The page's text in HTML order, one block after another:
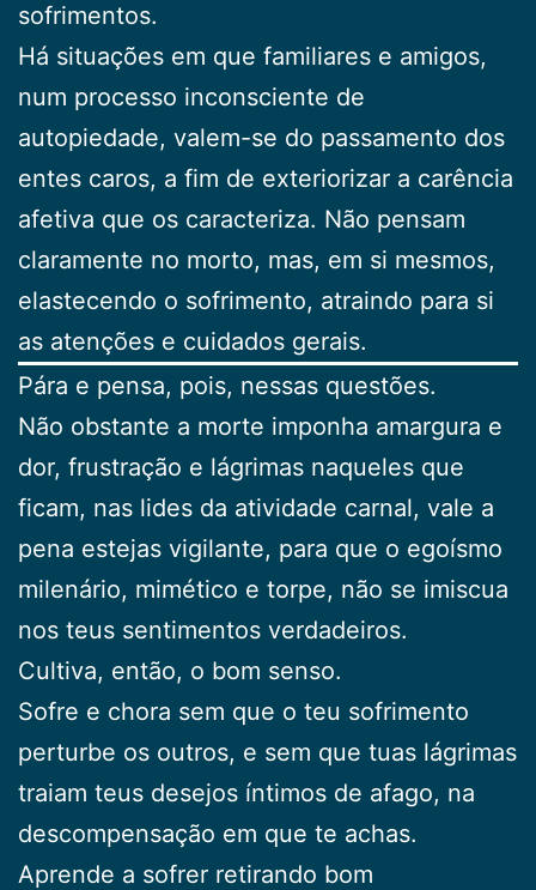
sofrimentos.
Há situações em que familiares e amigos,
num processo inconsciente de
autopiedade, valem-se do passamento dos
entes caros, a fim de exteriorizar a carência
afetiva que os caracteriza. Não pensam
claramente no morto, mas, em si mesmos,
elastecendo o sofrimento, atraindo para si
as atenções e cuidados gerais.
Pára e pensa, pois, nessas questões.
Não obstante a morte imponha amargura e
dor, frustração e lágrimas naqueles que
ficam, nas lides da atividade carnal, vale a
pena estejas vigilante, para que o egoísmo
milenário, mimético e torpe, não se imiscua
nos teus sentimentos verdadeiros.
Cultiva, então, o bom senso.
Sofre e chora sem que o teu sofrimento
perturbe os outros, e sem que tuas lágrimas
traiam teus desejos íntimos de afago, na
descompensação em que te achas.
Aprende a sofrer retirando bom